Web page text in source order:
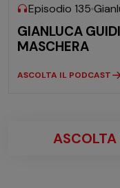
Episodio 135
GIANLUCA
MASCHERA
ASCOLTA IL PODCAST
ASCOLTA